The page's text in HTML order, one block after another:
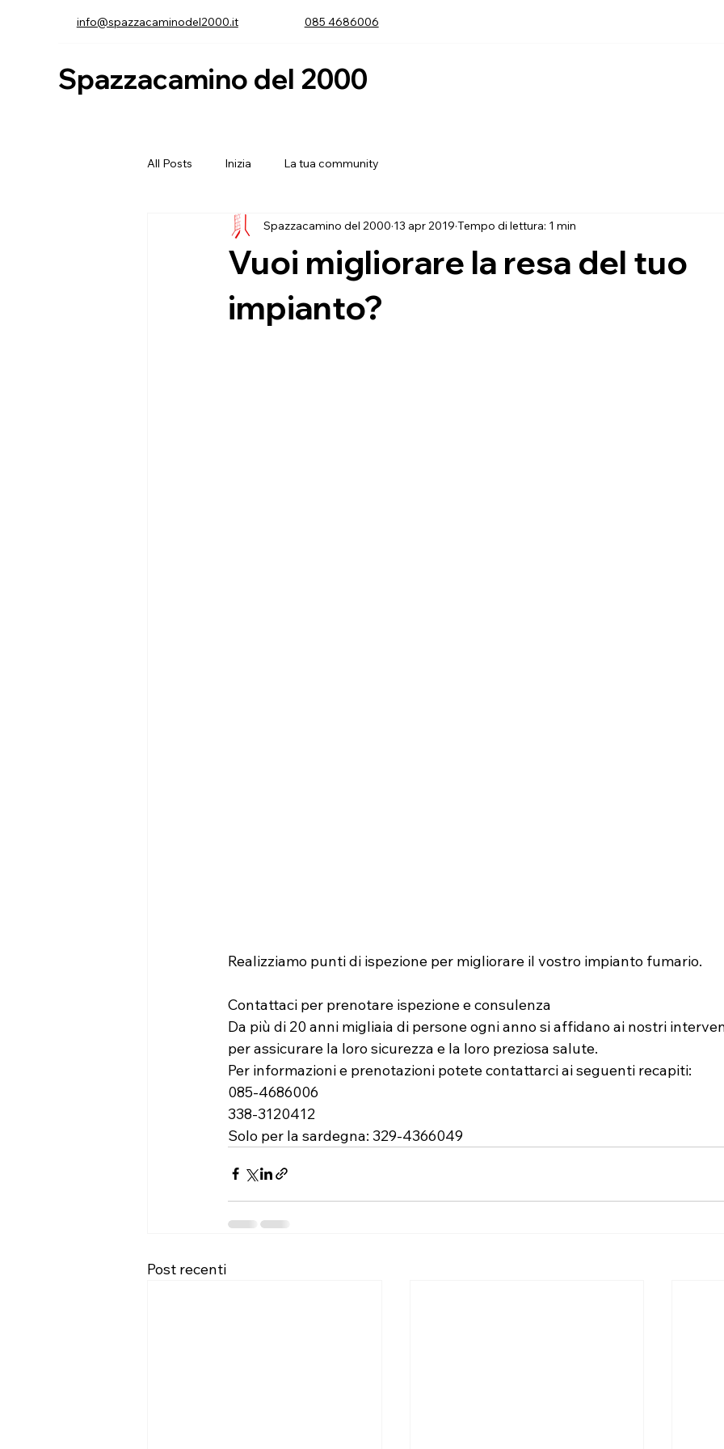
info@spazzacaminodel2000.it 085 4686006
Spazzacamino del 2000
All Posts Inizia La tua community
Vuoi migliorare la resa del tuo
impianto?
Spazzacamino del 2000 13 apr 2019 Tempo di lettura: 1 min
Realizziamo punti di ispezione per migliorare il vostro impianto fumario.
Contattaci per prenotare ispezione e consulenza
Da più di 20 anni migliaia di persone ogni anno si affidano ai nostri
per assicurare la loro sicurezza e la loro preziosa salute.
Per informazioni e prenotazioni potete contattarci ai seguenti recapiti:
085-4686006
338-3120412
Solo per la sardegna: 329-4366049
Post recenti